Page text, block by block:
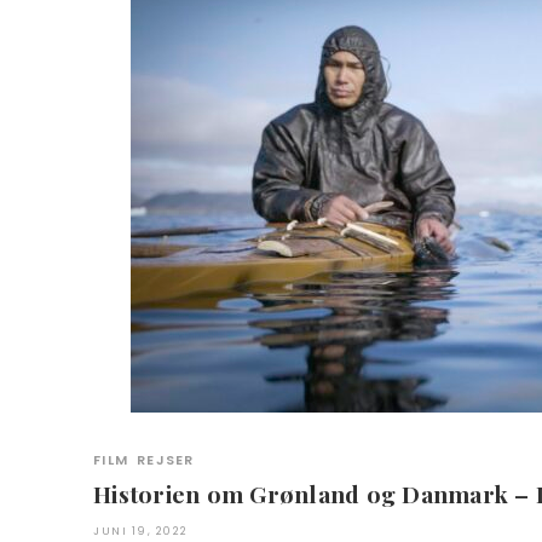
FILM REJSER
Historien om Grønland og Danmark –
JUNI 19, 2022